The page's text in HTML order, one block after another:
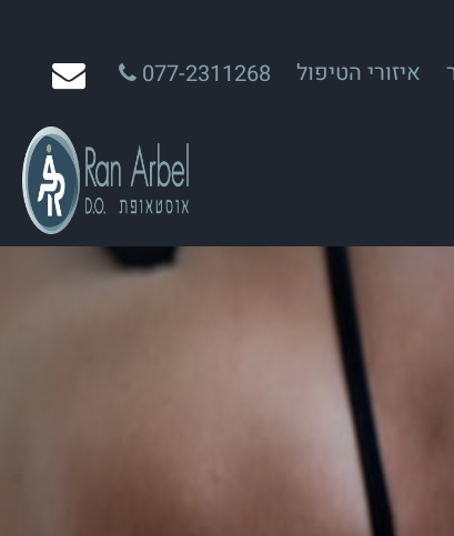
איזורי הטיפול 077-2311268